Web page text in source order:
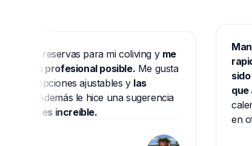
software de reservas para mi coliving y
forma más profesional posible.Me gusta
muchas opciones ajustables y
mucho.Además le hice una sugerencia
lo cual es increíble.